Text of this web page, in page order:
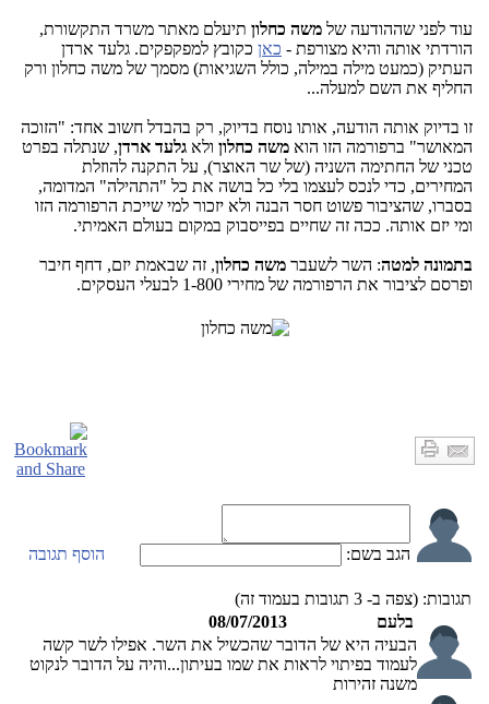
עוד לפני שההודעה של משה כחלון תיעלם מאתר משרד התקשורת,
הורדתי אותה והיא מצורפת - כאן כקובץ למפקפקים. גלעד ארדן
העתיק (כמעט מילה במילה, כולל השגיאות) מסמך של משה כחלון ורק
החליף את השם למעלה...
זו בדיוק אותה הודעה, אותו נוסח בדיוק, רק בהבדל חשוב אחד: "הזוכה
המאושר" ברפורמה הזו הוא משה כחלון ולא גלעד ארדן, שנתלה בפרט
טכני של החתימה השניה (של שר האוצר), על התקנה להוזלת
המחירים, כדי לנכס לעצמו בלי כל בושה את כל "התהילה" המדומה,
בסברו, שהציבור פשוט חסר הבנה ולא יזכור למי שייכת הרפורמה הזו
ומי יזם אותה. ככה זה שחיים בפייסבוק במקום בעולם האמיתי.
בתמונה למטה: השר לשעבר משה כחלון, זה שבאמת יזם, דחף חיבר
ופרסם לציבור את הרפורמה של מחירי 1-800 לבעלי העסקים.